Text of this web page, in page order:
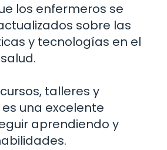
los enfermeros se
sobre las
y tecnologías en el
talleres y
una excelente
aprendiendo y